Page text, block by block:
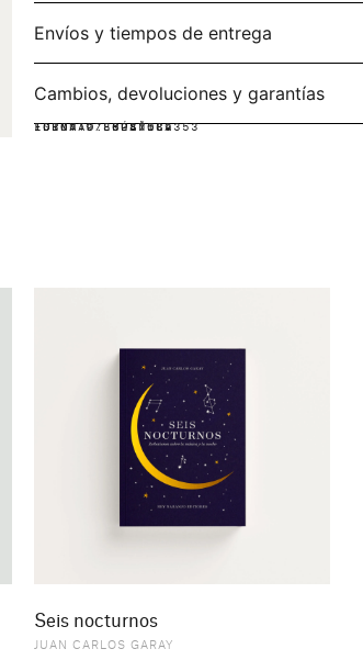
Envíos y tiempos de entrega
Cambios, devoluciones y garantías
IDIOMA:ESPAÑOL
FORMATO:RÚSTICA
ISBN: 9786287589353
Seis nocturnos
JUAN CARLOS GARAY